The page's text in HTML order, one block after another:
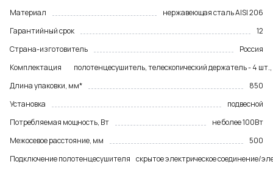
Материал
нержавеющая сталь AISI 206
Гарантийный срок
12
Страна-изготовитель
Россия
Комплектация
полотенцесушитель, телескопический держатель - 4
Длина упаковки, мм*
850
Установка
подвесной
Потребляемая мощность, Вт
не более 100Вт
Межосевое расстояние, мм
500
Подключение полотенцесушителя скрытое электрическое соединение/